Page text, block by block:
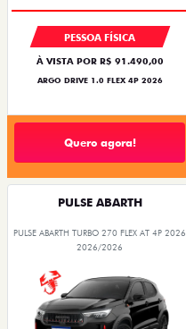
PESSOA FÍSICA
À VISTA POR R$ 91.490,00
ARGO DRIVE 1.0 FLEX 4P 2026
Quero agora!
PULSE ABARTH
PULSE ABARTH TURBO 270 FLEX AT 4P 2026
2026/2026